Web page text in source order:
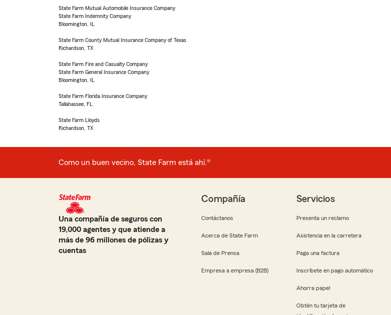
State Farm Mutual Automobile Insurance Company
State Farm Indemnity Company
Bloomington, IL
State Farm County Mutual Insurance Company of Texas
Richardson, TX
State Farm Fire and Casualty Company
State Farm General Insurance Company
Bloomington, IL
State Farm Florida Insurance Company
Tallahassee, FL
State Farm Lloyds
Richardson, TX
Como un buen vecino, State Farm está ahí.®
Una compañía de seguros con
19,000 agentes y que atiende a
más de 96 millones de pólizas y
cuentas
Compañía
Contáctanos
Acerca de State Farm
Sala de Prensa
Empresa a empresa (B2B)
Servicios
Presenta un reclamo
Asistencia en la carretera
Paga una factura
Inscríbete en pago automático
Ahorra papel
Obtén tu tarjeta de